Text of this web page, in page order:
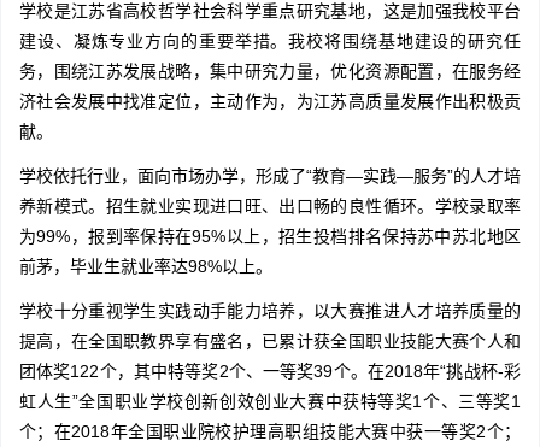
学校是江苏省高校哲学社会科学重点研究基地，这是加强我校平台
建设、凝炼专业方向的重要举措。我校将围绕基地建设的研究任
务，围绕江苏发展战略，集中研究力量，优化资源配置，在服务经
济社会发展中找准定位，主动作为，为江苏高质量发展作出积极贡
献。
学校依托行业，面向市场办学，形成了“教育—实践—服务”的人才培
养新模式。招生就业实现进口旺、出口畅的良性循环。学校录取率
为99%，报到率保持在95%以上，招生投档排名保持苏中苏北地区
前茅，毕业生就业率达98%以上。
学校十分重视学生实践动手能力培养，以大赛推进人才培养质量的
提高，在全国职教界享有盛名，已累计获全国职业技能大赛个人和
团体奖122个，其中特等奖2个、一等奖39个。在2018年“挑战杯-彩
虹人生”全国职业学校创新创效创业大赛中获特等奖1个、三等奖1
个；在2018年全国职业院校护理高职组技能大赛中获一等奖2个；